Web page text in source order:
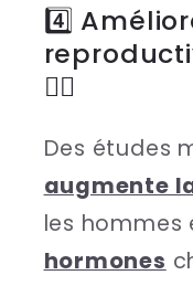
4️⃣
🏋️‍♂️
Des études
augmente
les hommes
hormones